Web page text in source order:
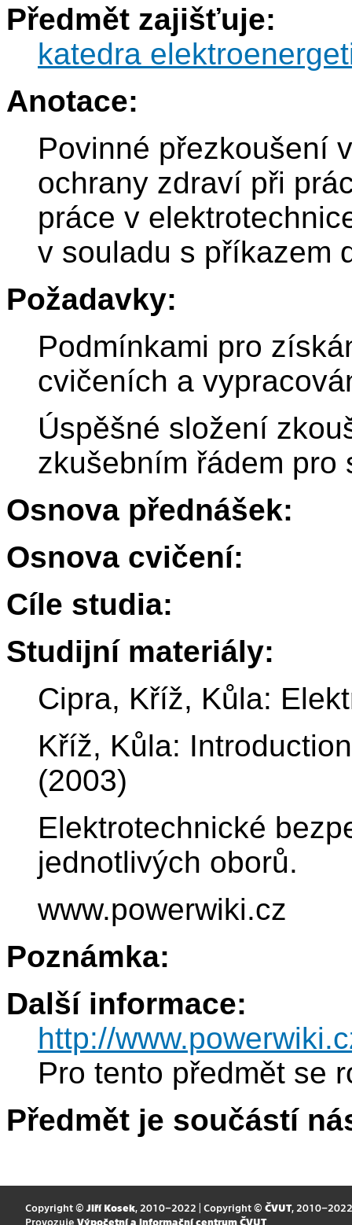
Předmět zajišťuje:
katedra
Anotace:
Povinné přezkoušení
ochrany zdraví při
práce v
v souladu s příkazem
Požadavky:
Podmínkami pro
cvičeních a
Úspěšné složení
zkušebním řádem pro
Osnova přednášek:
Osnova cvičení:
Cíle studia:
Studijní materiály:
Cipra, Kříž, Kůla:
Kříž, Kůla:
(2003)
Elektrotechnické
jednotlivých oborů.
www.powerwiki.cz
Poznámka:
Další informace:
http://
Pro tento předmět se
Předmět je součástí
Copyright © Jiří Kosek, 2010–2022 | Copyright © ČVUT, 2010–2022
Provozuje Výpočetní a informační centrum ČVUT